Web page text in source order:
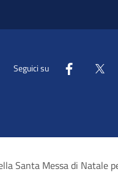
Seguici su
Santa Messa di Natale